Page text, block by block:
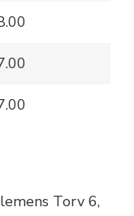
Torv 6,